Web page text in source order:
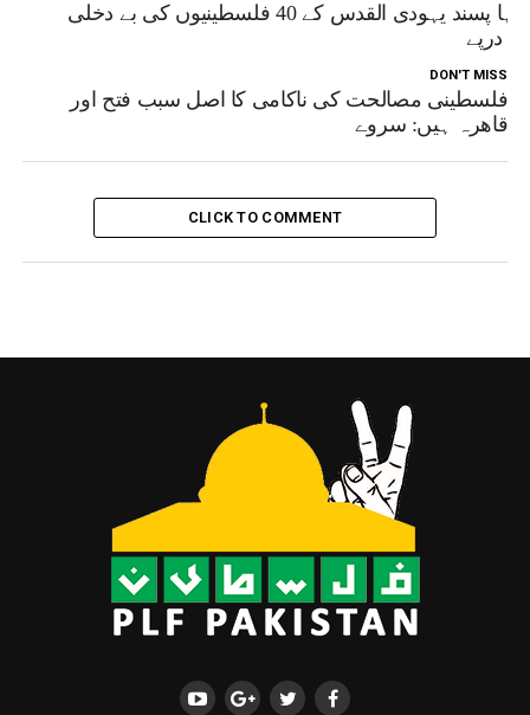
انتہا پسند یہودی القدس کے 40 فلسطینیوں کی بے دخلی
درپے
DON'T MISS
فلسطینی مصالحت کی ناکامی کا اصل سبب فتح اور
قاھرہ ہیں: سروے
CLICK TO COMMENT